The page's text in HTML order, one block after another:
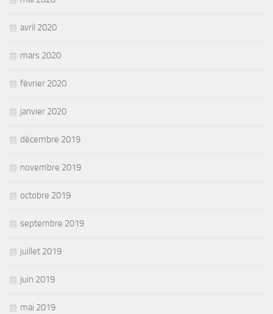
avril 2020
mars 2020
février 2020
janvier 2020
décembre 2019
novembre 2019
octobre 2019
septembre 2019
juillet 2019
juin 2019
mai 2019